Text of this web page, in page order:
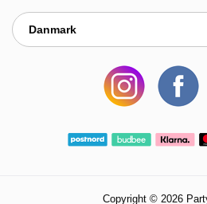
Danmark
Copyright © 2026